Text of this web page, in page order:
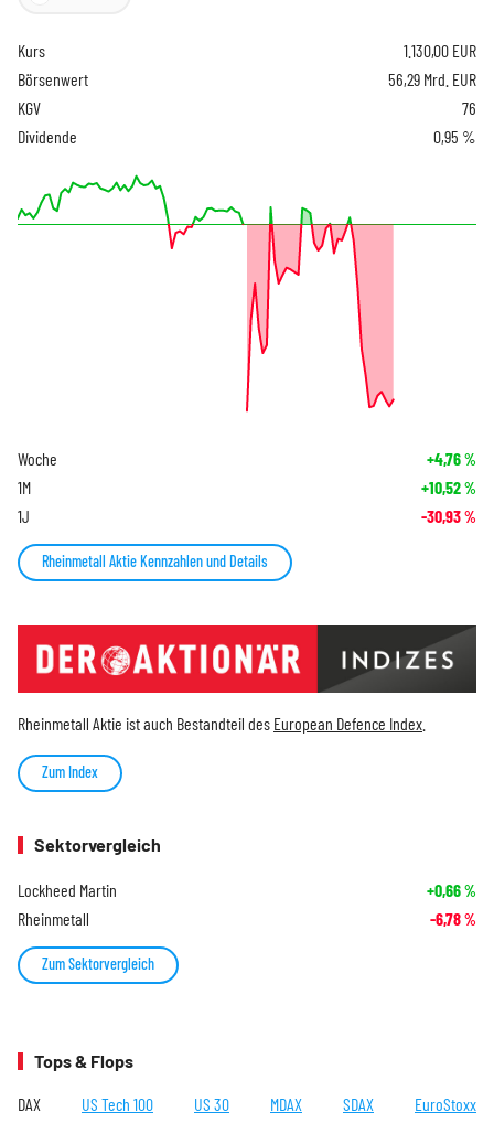
Kurs 1.130,00 EUR
Börsenwert
56,29 Mrd. EUR
KGV
76
Dividende
0,95 %
Woche +4,76%
1M +10,52%
1J -30,93%
Rheinmetall Aktie Kennzahlen und Details
Rheinmetall Aktie ist auch Bestandteil des European Defence Index
Zum Index
Sektorvergleich
Lockheed Martin +0,66%
Rheinmetall -6,78%
Zum Sektorvergleich
Tops & Flops
DAX US Tech 100 US 30 MDAX SDAX EuroStoxx